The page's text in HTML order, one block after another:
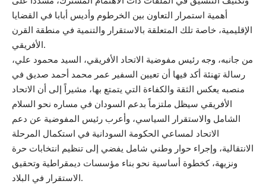
أهمية استمرار التعاون بين الخرطوم وأديس أبابا في القضايا
الإقليمية، خاصة تلك المتعلقة بالاستقرار والتنمية في منطقة القرن
الأفريقي.
من جانبه، وجه رئيس مفوضية الاتحاد الأفريقي، السيد محمود علي،
رسالة تهنئة أكد فيها أن تعيين السفير عمر محمد أحمد صديق في
منصبه يعكس الثقة والكفاءة التي يتمتع بها، مشيراً إلى أن الاتحاد
الأفريقي سيظل ملتزماً بدعم السودان في مساره نحو السلام
الشامل والاستقرار السياسي، وأعرب رئيس المفوضية عن دعم
الاتحاد لمساعي الحكومة السودانية في استكمال المرحلة
الانتقالية، وإجراء حوار وطني شامل يفضي إلى تنظيم انتخابات حرة
ونزيهة، كخطوة أساسية نحو بناء مؤسسات ديمقراطية وتحقيق
الاستقرار في البلاد.